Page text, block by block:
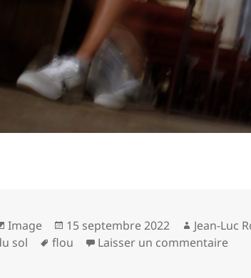
Format
Image
Publié
le
15 septembre 2022 Auteur
Jean-Luc
sol
Mots-
flou Laisser un commentairesur